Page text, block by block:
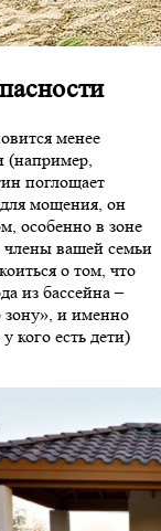
менее
(например,
поглощает
мощения, он
особенно в зоне
вашей семьи
о том, что
из бассейна –
зону», и именно
кого есть дети)